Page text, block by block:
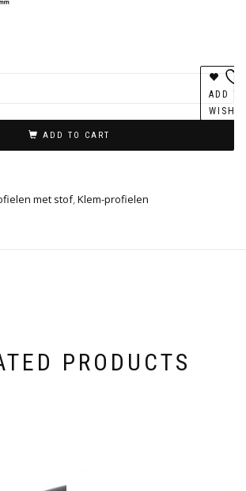
ADD TO CART
ADD
met stof,Klem-profielen
PRODUCTS